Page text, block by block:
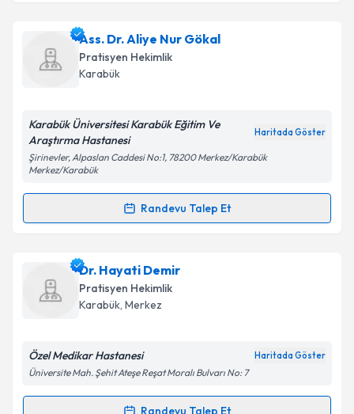
Takvim Talebini Gönder
Dr. Kadir Daş için randevu takvimi talebi oluşturun.
Size bu uzmandan randevu almanız için bir takvim
hazırlandığında e-posta ile bilgilendireceğiz.
Metni'ni okudum ve kişisel verilerimin belirtilen
kapsamda işlenmesini kabul ediyorum.
Ass. Dr. Aliye Nur Gökal
Pratisyen Hekimlik
Karabük
Karabük Üniversitesi Karabük Eğitim Ve
Araştırma Hastanesi
Haritada Göster
Şirinevler, Alpaslan Caddesi No:1, 78200 Merkez/Karabük
Merkez/Karabük
Randevu Talep Et
Randevu Takvimi Talebi
Ass. Dr. Aliye Nur Gökal
oluşturun. Size bu uzmandan randevu almanız için bir
takvim hazırlandığında e-posta ile bilgilendireceğiz.
Kişisel verilerimin işlenmesine ilişkin
Dr. Hayati Demir
Pratisyen Hekimlik
Karabük, Merkez
Özel Medikar Hastanesi Haritada Göster
Üniversite Mah. Şehit Ateşe Reşat Moralı Bulvarı No: 7
Randevu Talep Et